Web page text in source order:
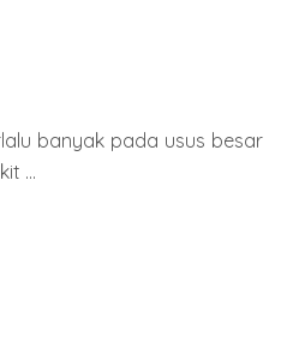
banyak pada usus besar
...